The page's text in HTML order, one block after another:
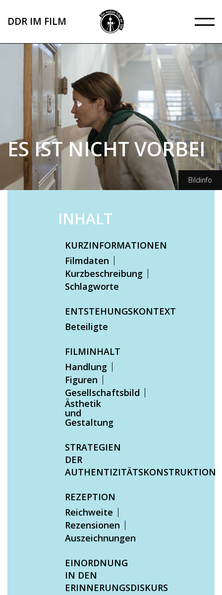
zum
DDR IM FILM
Bildinfo
ES IST NICHT VORBEI
INHALT
KURZINFORMATIONEN
Filmdaten
Kurzbeschreibung
Schlagworte
ENTSTEHUNGSKONTEXT
Beteiligte
FILMINHALT
Handlung
Figuren
Gesellschaftsbild
Ästhetik
und
Gestaltung
STRATEGIEN
DER
AUTHENTIZITÄTSKONSTRUKTION
REZEPTION
Reichweite
Rezensionen
Auszeichnungen
EINORDNUNG
IN DEN
ERINNERUNGSDISKURS